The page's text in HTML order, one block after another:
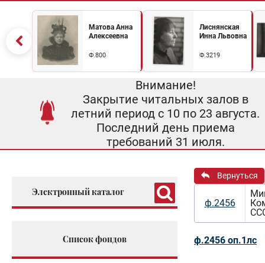
Матова Анна
Алексеевна
Ф.800
Лиснянская
Инна Львовна
Ф.3219
Внимание!
Закрытие читальных залов в
летний период с 10 по 23 августа.
Последний день приема
требований 31 июля.
Электронный каталог
Список фондов
Вернуться
ф.2456
ф.2456 оп.1лс